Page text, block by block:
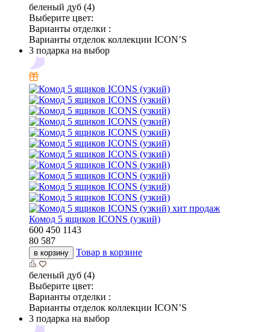
беленый дуб (4)
Выберите цвет:
Варианты отделки :
Варианты отделок коллекции ICON’S
3 подарка на выбор
хит продаж
Комод 5 ящиков ICONS (узкий)
600 450 1143
80 587
в корзину Товар в корзине
беленый дуб (4)
Выберите цвет:
Варианты отделки :
Варианты отделок коллекции ICON’S
3 подарка на выбор